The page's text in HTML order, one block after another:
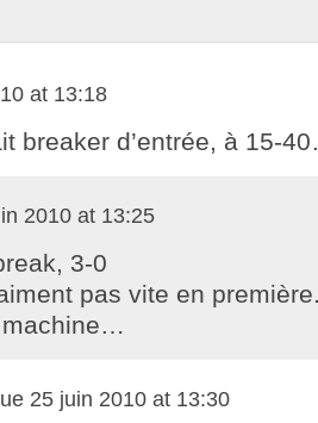
at 13:18
breaker d’entrée, à 15-
2010 at 13:25
3-0
pas vite en
machine…
25 juin 2010 at 13:30